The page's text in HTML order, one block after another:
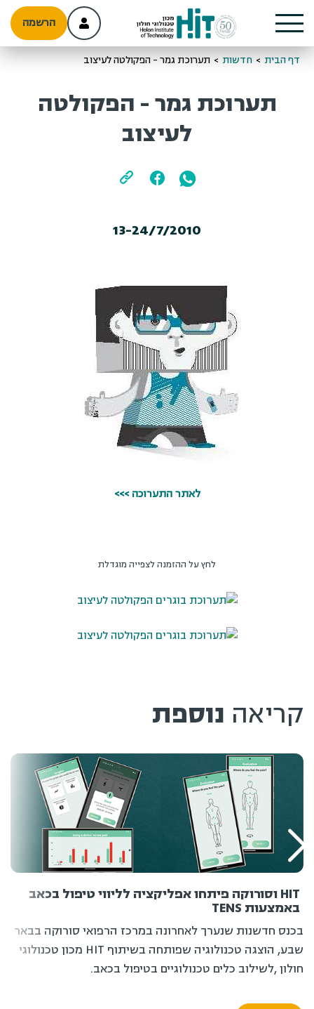
הרשמה
דף הבית > חדשות > תערוכת גמר - הפקולטה לעיצוב
תערוכת גמר - הפקולטה
לעיצוב
13-24/7/2010
לאתר התערוכה >>>
לחץ על ההזמנה לצפייה מוגדלת
קריאה נוספת
HIT וסורוקה פיתחו אפליקציה לליווי טיפול בכאב
באמצעות TENS
בכנס חדשנות שנערך לאחרונה במרכז הרפואי סורוקה בבאר
שבע, הוצגה טכנולוגיה שפותחה בשיתוף HIT מכון טכנולוגי
חולון ,לשילוב כלים טכנולוגיים בטיפול בכאב.